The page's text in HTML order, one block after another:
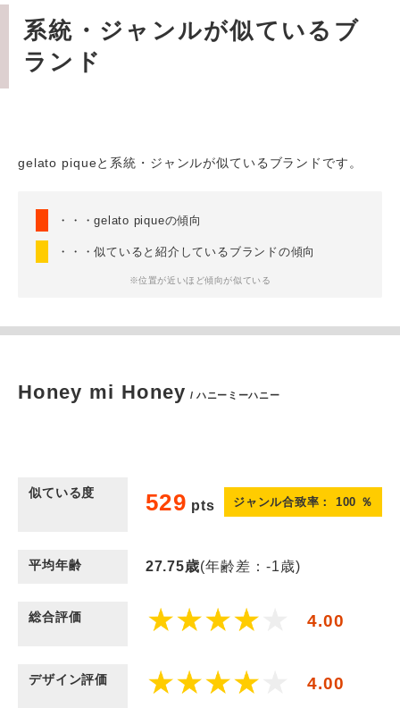
系統・ジャンルが似ているブ
ランド
gelato piqueと系統・ジャンルが似ているブランドです。
・・・gelato piqueの傾向
・・・似ていると紹介しているブランドの傾向
※位置が近いほど傾向が似ている
Honey mi Honey / ハニーミーハニー
似ている度 529 pts ジャンル合致率： 100 ％
平均年齢 27.75歳(年齢差：-1歳)
総合評価 4.00
デザイン評価 4.00